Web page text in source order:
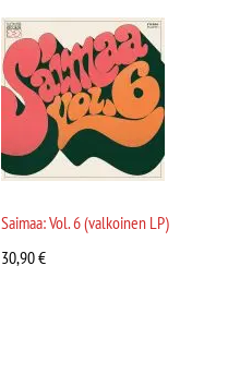
Saimaa: Vol. 6 (valkoinen LP)
30,90€